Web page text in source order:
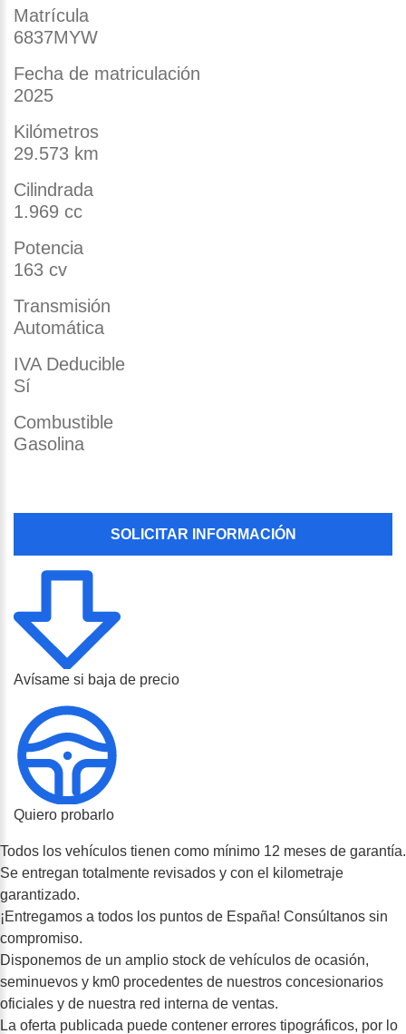
Matrícula
6837MYW
Fecha de matriculación
2025
Kilómetros
29.573 km
Cilindrada
1.969 cc
Potencia
163 cv
Transmisión
Automática
IVA Deducible
Sí
Combustible
Gasolina
SOLICITAR INFORMACIÓN
Avísame si baja de precio
Quiero probarlo
Todos los vehículos tienen como mínimo 12 meses de garantía.
Se entregan totalmente revisados y con el kilometraje
garantizado.
¡Entregamos a todos los puntos de España! Consúltanos sin
compromiso.
Disponemos de un amplio stock de vehículos de ocasión,
seminuevos y km0 procedentes de nuestros concesionarios
oficiales y de nuestra red interna de ventas.
La oferta publicada puede contener errores tipográficos, por lo